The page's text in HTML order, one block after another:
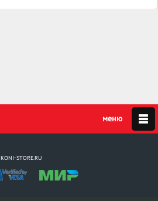
KONI-STORE.RU